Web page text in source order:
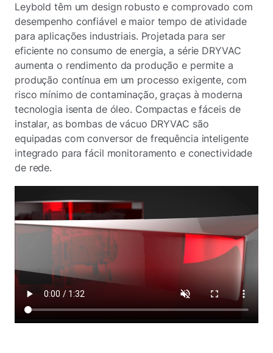
Leybold têm um design robusto e comprovado com
desempenho confiável e maior tempo de atividade
para aplicações industriais. Projetada para ser
eficiente no consumo de energia, a série DRYVAC
aumenta o rendimento da produção e permite a
produção contínua em um processo exigente, com
risco mínimo de contaminação, graças à moderna
tecnologia isenta de óleo. Compactas e fáceis de
instalar, as bombas de vácuo DRYVAC são
equipadas com conversor de frequência inteligente
integrado para fácil monitoramento e conectividade
de rede.